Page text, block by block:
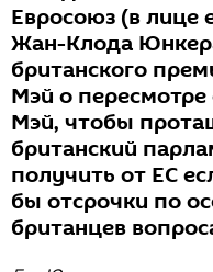
Евросоюз (в лице
Жан-Клода
британского
Мэй о
Мэй, чтобы
британский
получить от ЕС
бы отсрочки по
британцев